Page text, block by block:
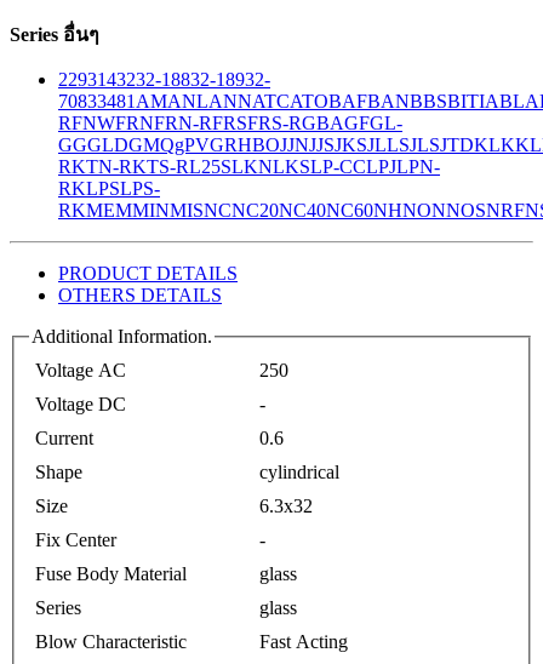
Series อื่นๆ
2293143232-18832-18932-
70833481 AMANLANNATCATOBAFBANBBSBITIABLA
RFNWFRNFRN-RFRSFRS-RGBAGFGL-
GGGLDGMQgPVGRHBOJJNJJSJKSJLLSJLSJTDKLK
RKTN-RKTS-RL25SLKNLKSLP-CCLPJLPN-
RKLPSLPS-
RKMEMMINMISNCNC20NC40NC60NHNONNOSNRF
PRODUCT DETAILS
OTHERS DETAILS
Additional Information.
Voltage AC
250
Voltage DC
-
Current
0.6
Shape
cylindrical
Size
6.3x32
Fix Center
-
Fuse Body Material
glass
Series
glass
Blow Characteristic
Fast Acting